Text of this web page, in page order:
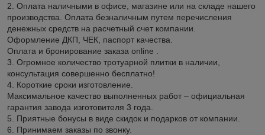
2. Оплата наличными в офисе, магазине или на складе нашего
производства. Оплата безналичным путем перечисления
денежных средств на расчетный счет компании.
Оформление ДКП, ЧЕК, паспорт качества.
Оплата и бронирование заказа online .
3. Огромное количество тротуарной плитки в наличии,
консультация совершенно бесплатно!
4. Короткие сроки изготовление.
Максимальное качество выполненных работ – официальная
гарантия завода изготовителя 3 года.
5. Приятные бонусы в виде скидок и подарков от компании.
6. Принимаем заказы по звонку.